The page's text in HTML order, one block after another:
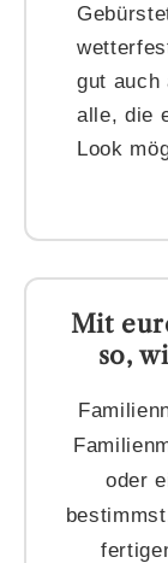
gut auch
alle, die
Look
Mit
so,
oder